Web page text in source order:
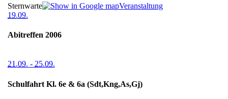
Sternwarte
Veranstaltung
19.09.
Abitreffen 2006
21.09. - 25.09.
Schulfahrt Kl. 6e & 6a (Sdt,Kng,As,Gj)